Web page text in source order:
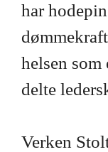
har
helsen
delte
Verken